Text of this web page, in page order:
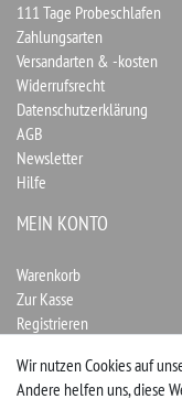
111 Tage Probeschlafen
Zahlungsarten
Versandarten & -kosten
Widerrufsrecht
Datenschutzerklärung
AGB
Newsletter
Hilfe
MEIN KONTO
Warenkorb
Zur Kasse
Registrieren
Wir nutzen Cookies auf
Andere helfen uns, diese